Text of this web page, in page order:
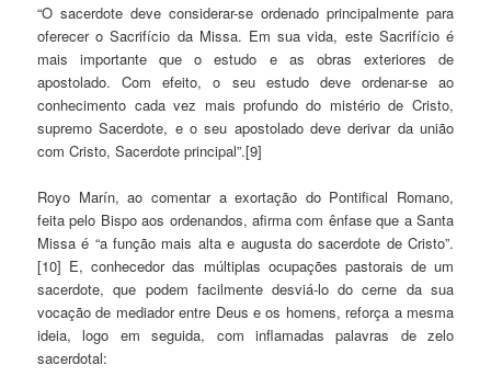
“O sacerdote deve considerar-se ordenado principalmente para
oferecer o Sacrifício da Missa. Em sua vida, este Sacrifício é
mais importante que o estudo e as obras exteriores de
apostolado. Com efeito, o seu estudo deve ordenar-se ao
conhecimento cada vez mais profundo do mistério de Cristo,
supremo Sacerdote, e o seu apostolado deve derivar da união
com Cristo, Sacerdote principal”.[9]
Royo Marín, ao comentar a exortação do Pontifical Romano,
feita pelo Bispo aos ordenandos, afirma com ênfase que a Santa
Missa é “a função mais alta e augusta do sacerdote de Cristo”.
[10] E, conhecedor das múltiplas ocupações pastorais de um
sacerdote, que podem facilmente desviá-lo do cerne da sua
vocação de mediador entre Deus e os homens, reforça a mesma
ideia, logo em seguida, com inflamadas palavras de zelo
sacerdotal: